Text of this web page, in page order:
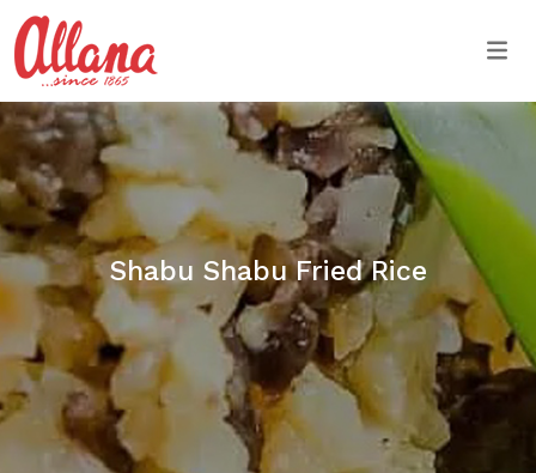
Shabu Shabu Fried Rice